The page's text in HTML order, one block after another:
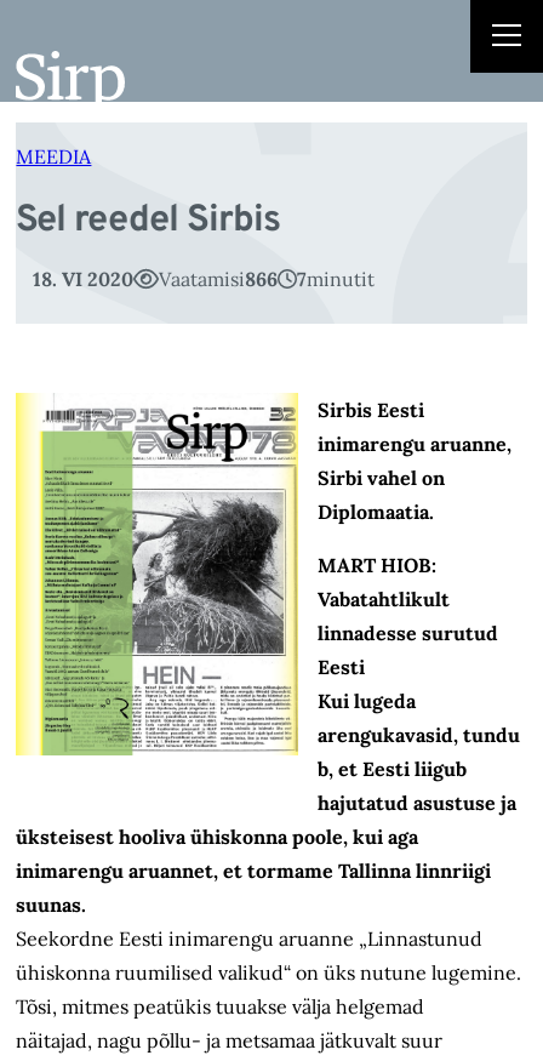
juurde
MEEDIA
Sel reedel Sirbis
18. VI 2020 Vaatamisi866 7minutit
Sirbis Eesti
inimarengu aruanne,
Sirbi vahel on
Diplomaatia.
MART HIOB:
Vabatahtlikult
linnadesse surutud
Eesti
Kui lugeda
arengukavasid, tundu
b, et Eesti liigub
hajutatud asustuse ja
üksteisest hooliva ühiskonna poole, kui aga
inimarengu aruannet, et tormame Tallinna linnriigi
suunas.
Seekordne Eesti inimarengu aruanne „Linnastunud
ühiskonna ruumilised valikud“ on üks nutune lugemine.
Tõsi, mitmes peatükis tuuakse välja helgemad
näitajad, nagu põllu- ja metsamaa jätkuvalt suur